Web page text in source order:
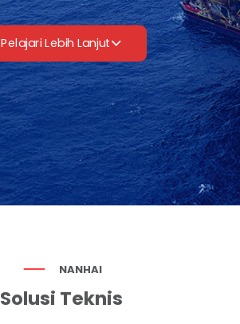
Pelajari Lebih Lanjut
NANHAI
Solusi Teknis